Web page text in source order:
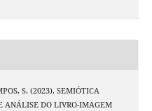
S. (2023). SEMIÓTICA
ANÁLISE DO LIVRO-IMAGEM